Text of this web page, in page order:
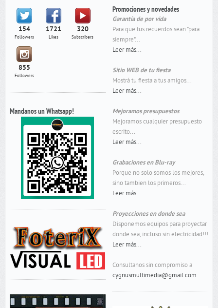
154
Followers
1721
Likes
320
Subscribers
855
Followers
Mandanos un Whatsapp!
Promociones y novedades
Garantía de por vida
Para que tus recuerdos sean "para
siempre"...
Leer más...
Sitio WEB de tu fiesta
Mostrá tu fiesta a tus amigos...
Leer más...
Mejoramos presupuestos
Mejoramos cualquier presupuesto
escrito...
Leer más...
Grabaciones en Blu-ray
Porque no solo somos los mejores,
sino tambien los primeros...
Leer más...
Proyecciones en donde sea
Disponemos equipos para proyectar
donde sea, incluso sin electricidad!!!
Leer más...
Consultanos sin compromiso a
cygnusmultimedia@gmail.com